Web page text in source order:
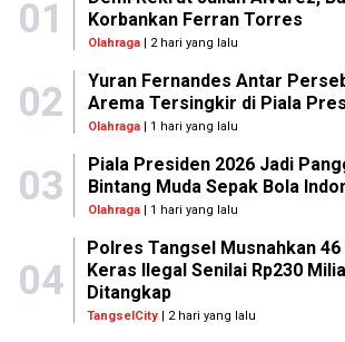
01
Korbankan Ferran Torres
Olahraga| 2 hari yang lalu
02
Yuran Fernandes Antar
Arema Tersingkir di Piala
Olahraga| 1 hari yang lalu
03
Piala Presiden 2026 Jadi
Bintang Muda Sepak Bola
Olahraga| 1 hari yang lalu
04
Polres Tangsel Musnahkan
Keras Ilegal Senilai Rp230
Ditangkap
TangselCity | 2 hari yang lalu